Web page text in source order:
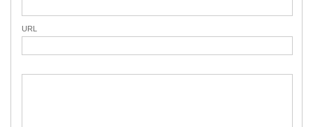
URL